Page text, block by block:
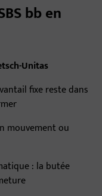
bb en
Unitas
fixe reste dans
mouvement ou
: la butée